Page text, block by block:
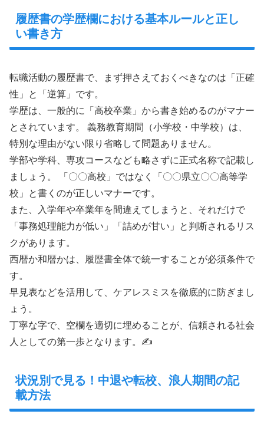
履歴書の学歴欄における基本ルールと正し
い書き方
転職活動の履歴書で、まず押さえておくべきなのは「正確
性」と「逆算」です。
学歴は、一般的に「高校卒業」から書き始めるのがマナー
とされています。 義務教育期間（小学校・中学校）は、
特別な理由がない限り省略して問題ありません。
学部や学科、専攻コースなども略さずに正式名称で記載し
ましょう。 「〇〇高校」ではなく「〇〇県立〇〇高等学
校」と書くのが正しいマナーです。
また、入学年や卒業年を間違えてしまうと、それだけで
「事務処理能力が低い」「詰めが甘い」と判断されるリス
クがあります。
西暦か和暦かは、履歴書全体で統一することが必須条件で
す。
早見表などを活用して、ケアレスミスを徹底的に防ぎまし
ょう。
丁寧な字で、空欄を適切に埋めることが、信頼される社会
人としての第一歩となります。✍️
状況別で見る！中退や転校、浪人期間の記
載方法